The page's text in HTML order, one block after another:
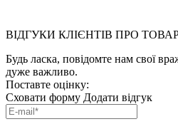
ВІДГУКИ КЛІЄНТІВ ПРО
Будь ласка, повідомте нам свої
дуже важливо.
Поставте оцінку:
Сховати форму Додати відгук